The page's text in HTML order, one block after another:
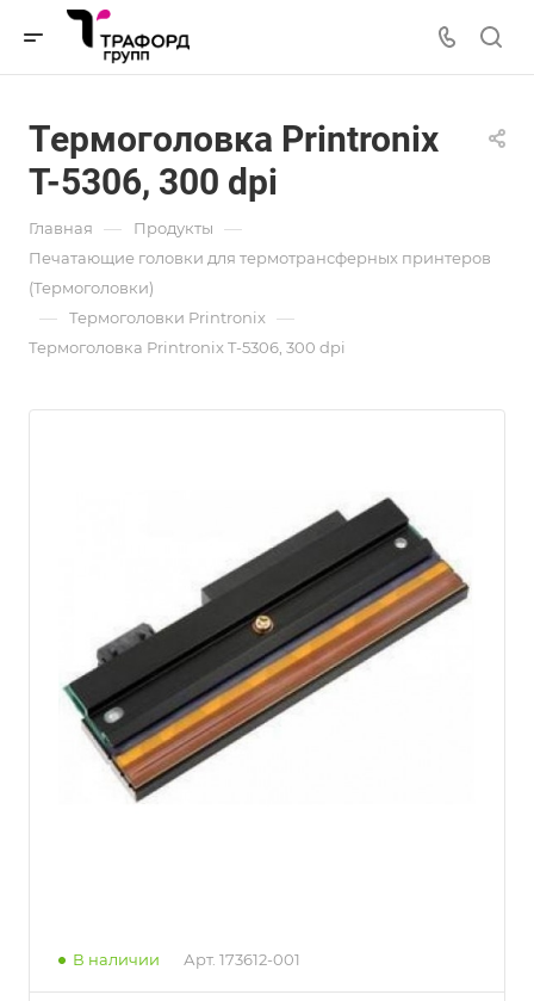
Термоголовка Printronix
T-5306, 300 dpi
Главная — Продукты —
Печатающие головки для термотрансферных принтеров
(Термоголовки)
— Термоголовки Printronix —
Термоголовка Printronix T-5306, 300 dpi
В наличии Арт. 173612-001